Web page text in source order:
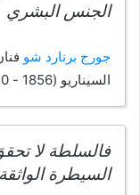
الجنس البشري
جورج برنارد شو
السيناريو (1856 - 1950)
فالسلطة لا
السيطرة